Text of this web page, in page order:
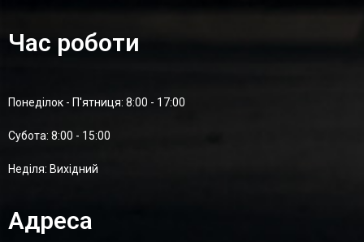
Час роботи
Понеділок - П'ятниця: 8:00 - 17:00
Суботa: 8:00 - 15:00
Неділя: Вихідний
Адреса